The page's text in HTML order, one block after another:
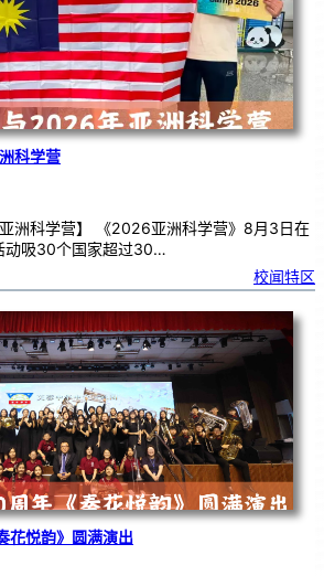
科学营
洲科学营】 《2026亚洲科学营》8月3日在
动吸30个国家超过30…
校闻特区
花悦韵》圆满演出